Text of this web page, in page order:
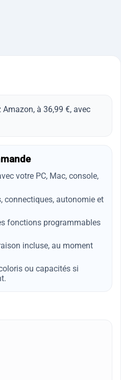
à 36,99 €, avec
votre PC, Mac, console,
connectiques, autonomie et
fonctions programmables
incluse, au moment
ou capacités si